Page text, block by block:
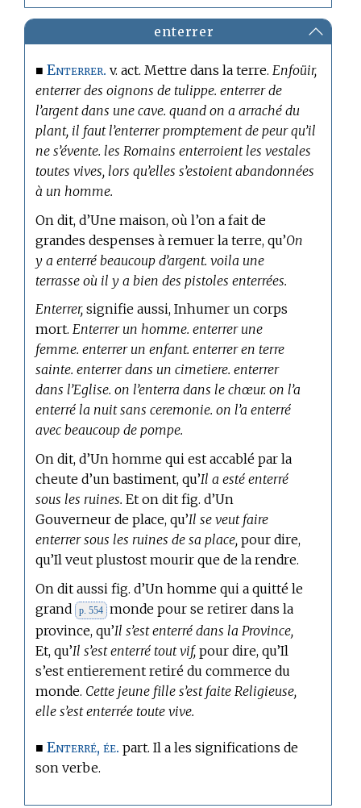
enterrer
■Enterrer. v. act. Mettre dans la terre.Enfoüir,
enterrer des oignons de tulippe. enterrer de
l’argent dans une cave. quand on a arraché du
plant, il faut l’enterrer promptement de peur qu’il
ne s’évente. les Romains enterroient les vestales
toutes vives, lors qu’elles s’estoient abandonnées
à un homme.
On dit, d’Une maison, où l’on a fait de
grandes despenses à remuer la terre, qu’On
y a enterré beaucoup d’argent. voila une
terrasse où il y a bien des pistoles enterrées.
Enterrer, signifie aussi, Inhumer un corps
mort.Enterrer un homme. enterrer une
femme. enterrer un enfant. enterrer en terre
sainte. enterrer dans un cimetiere. enterrer
dans l’Eglise. on l’enterra dans le chœur. on l’a
enterré la nuit sans ceremonie. on l’a enterré
avec beaucoup de pompe.
On dit, d’Un homme qui est accablé par la
cheute d’un bastiment, qu’Il a esté enterré
sous les ruines. Et on dit fig. d’Un
Gouverneur de place, qu’Il se veut faire
enterrer sous les ruines de sa place, pour dire,
qu’Il veut plustost mourir que de la rendre.
On dit aussi fig. d’Un homme qui a quitté le
grand p. 554 monde pour se retirer dans la
province, qu’Il s’est enterré dans la Province,
Et, qu’Il s’est enterré tout vif, pour dire, qu’Il
s’est entierement retiré du commerce du
monde. Cette jeune fille s’est faite Religieuse,
elle s’est enterrée toute vive.
■Enterré, ée. part. Il a les significations de
son verbe.